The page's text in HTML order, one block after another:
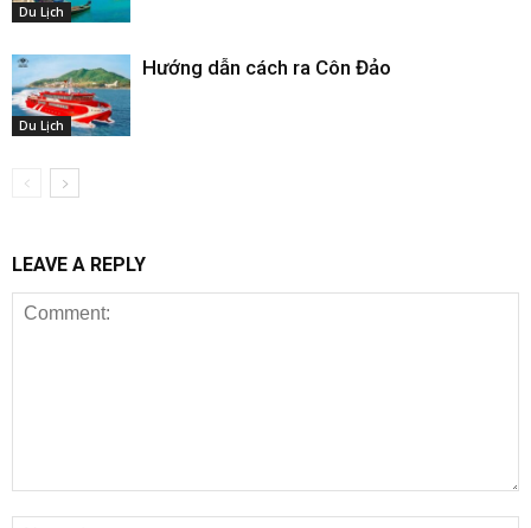
Du Lịch
Du Lịch
Hướng dẫn cách ra Côn Đảo
LEAVE A REPLY